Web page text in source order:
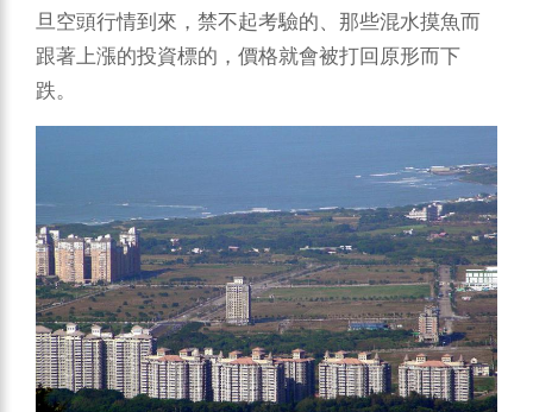
旦空頭行情到來，禁不起考驗的、那些混水摸魚而
跟著上漲的投資標的，價格就會被打回原形而下
跌。